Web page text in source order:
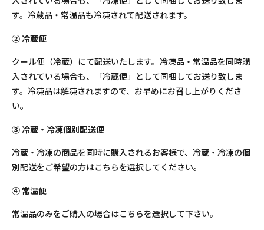
す。冷蔵品・常温品も冷凍されて配送されます。
② 冷蔵便
クール便（冷蔵）にて配送いたします。冷凍品・常温品を同時購
入されている場合も、「冷蔵便」として同梱してお送り致しま
す。冷凍品は解凍されますので、お早めにお召し上がりくださ
い。
③ 冷蔵・冷凍個別配送便
冷蔵・冷凍の商品を同時に購入されるお客様で、冷蔵・冷凍の個
別配送をご希望の方はこちらを選択してください。
④ 常温便
常温品のみをご購入の場合はこちらを選択して下さい。